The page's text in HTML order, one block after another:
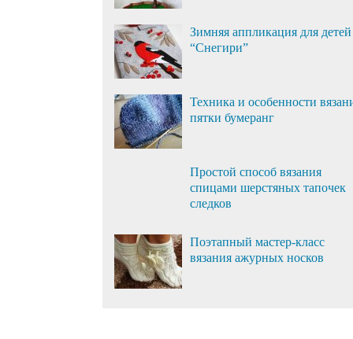
Зимняя аппликация для детей
“Снегири”
Техника и особенности
пятки бумеранг
Простой способ вязания
спицами шерстяных тапочек
следков
Поэтапный мастер-класс
вязания ажурных носков